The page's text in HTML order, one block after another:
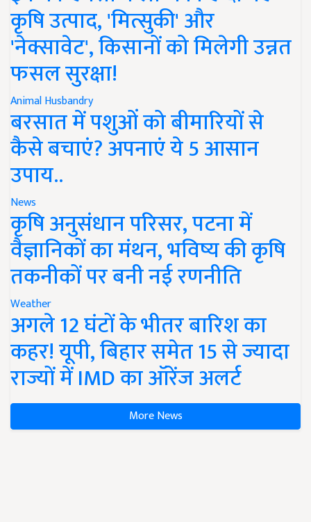
कृषि उत्पाद, 'मित्सुकी' और
'नेक्सावेट', किसानों को मिलेगी उन्नत
फसल सुरक्षा!
Animal Husbandry
बरसात में पशुओं को बीमारियों से
कैसे बचाएं? अपनाएं ये 5 आसान
उपाय..
News
कृषि अनुसंधान परिसर, पटना में
वैज्ञानिकों का मंथन, भविष्य की कृषि
तकनीकों पर बनी नई रणनीति
Weather
अगले 12 घंटों के भीतर बारिश का
कहर! यूपी, बिहार समेत 15 से ज्यादा
राज्यों में IMD का ऑरेंज अलर्ट
More News